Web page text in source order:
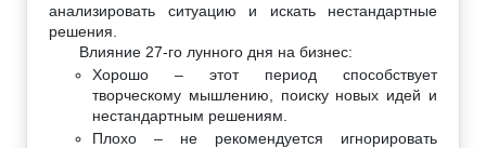
анализировать ситуацию и искать нестандартные
решения.
Влияние 27-го лунного дня на бизнес:
Хорошо – этот период способствует
творческому мышлению, поиску новых идей и
нестандартным решениям.
Плохо – не рекомендуется игнорировать